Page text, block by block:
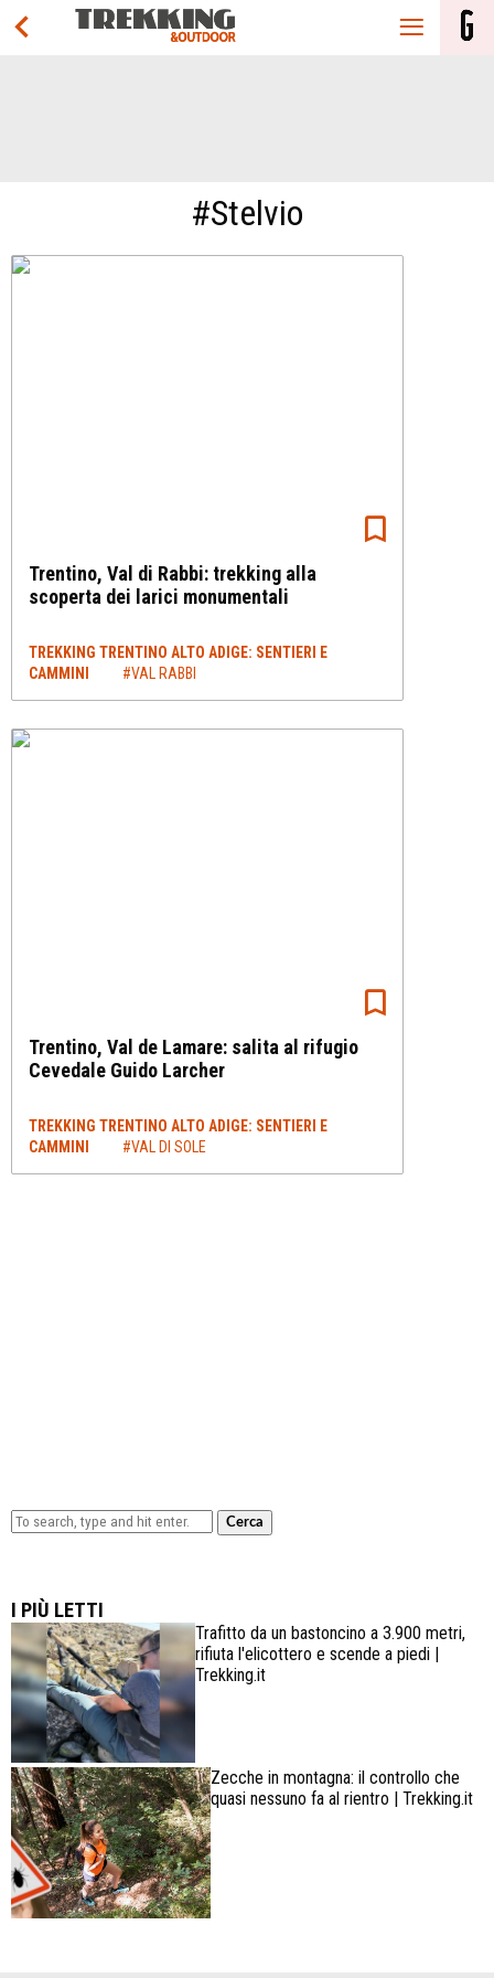
#Stelvio
Trentino, Val di Rabbi: trekking alla
scoperta dei larici monumentali
TREKKING TRENTINO ALTO ADIGE: SENTIERI E
CAMMINI
#VAL RABBI
Trentino, Val de Lamare: salita al rifugio
Cevedale Guido Larcher
TREKKING TRENTINO ALTO ADIGE: SENTIERI E
CAMMINI
#VAL DI SOLE
Cerca
I PIÙ LETTI
Trafitto da un bastoncino a 3.900 metri,
rifiuta l'elicottero e scende a piedi |
Trekking.it
Zecche in montagna: il controllo che
quasi nessuno fa al rientro | Trekking.it